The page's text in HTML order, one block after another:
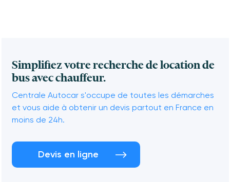
Simplifiez votre recherche de location de
bus avec chauffeur.
Centrale Autocar s'occupe de toutes les démarches
et vous aide à obtenir un devis partout en France en
moins de 24h.
Devis en ligne